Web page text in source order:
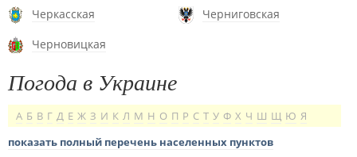
Черкасская
Черниговская
Черновицкая
Погода в Украине
А Б В Г Д Е Ж З И К Л М Н О П Р С Т У Ф Х Ч Ш Щ Ю Я
показать полный перечень населенных пунктов